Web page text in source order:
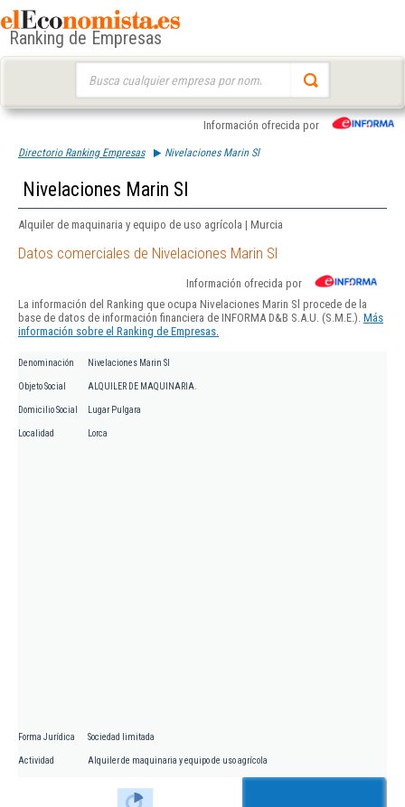
Ranking de Empresas
Información ofrecida por
Directorio Ranking Empresas Nivelaciones Marin Sl
Nivelaciones Marin Sl
Alquiler de maquinaria y equipo de uso agrícola | Murcia
Datos comerciales de Nivelaciones Marin Sl
Información ofrecida por
La información del Ranking que ocupa Nivelaciones Marin Sl procede de la
base de datos de información financiera de INFORMA D&B S.A.U. (S.M.E.). Más
información sobre el Ranking de Empresas.
Denominación Nivelaciones Marin Sl
Objeto Social ALQUILER DE MAQUINARIA.
Domicilio Social Lugar Pulgara
Localidad Lorca
Forma Jurídica Sociedad limitada
Actividad Alquiler de maquinaria y equipo de uso agrícola